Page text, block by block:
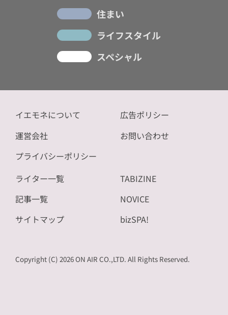
住まい
ライフスタイル
スペシャル
イエモネについて
運営会社
プライバシーポリシー
広告ポリシー
お問い合わせ
ライター一覧
記事一覧
サイトマップ
TABIZINE
NOVICE
bizSPA!
Copyright (C) 2026 ON AIR CO.,LTD. All Rights Reserved.